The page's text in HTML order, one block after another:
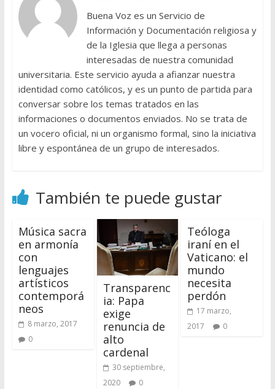
Buena Voz es un Servicio de
Información y Documentación religiosa y
de la Iglesia que llega a personas
interesadas de nuestra comunidad
universitaria. Este servicio ayuda a afianzar nuestra
identidad como católicos, y es un punto de partida para
conversar sobre los temas tratados en las
informaciones o documentos enviados. No se trata de
un vocero oficial, ni un organismo formal, sino la iniciativa
libre y espontánea de un grupo de interesados.
También te puede gustar
Música sacra
en armonía
con
lenguajes
artísticos
contemporá
neos
8 marzo, 2017
0
Transparenc
ia: Papa
exige
renuncia de
alto
cardenal
30 septiembre,
2020
0
Teóloga
iraní en el
Vaticano: el
mundo
necesita
perdón
17 marzo,
2017
0